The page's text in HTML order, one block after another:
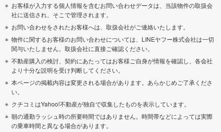
お客様が入力する個人情報を含むお問い合わせデータは、当該物件の取扱会
社に送信され、そこで管理されます。
お問い合わせをされたお客様へは、取扱会社がご連絡いたします。
物件に関するお客様のお問い合わせについては、LINEヤフー株式会社は一切
関与いたしません。取扱会社に直接ご確認ください。
不動産購入の検討、契約にあたってはお客様ご自身が情報を確認し、各会社
より十分な説明を受け判断してください。
本ページの掲載内容は変更される場合があります。あらかじめご了承くださ
い。
クチコミはYahoo!不動産が独自で収集したものを表示しています。
朝の通勤ラッシュ時の所要時間ではありません。時間帯などによっては実際
の乗車時間と異なる場合があります。